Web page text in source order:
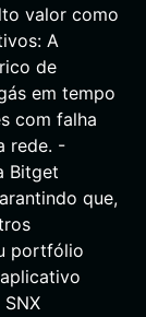
valor como
A
de
em tempo
com falha
rede. -
Bitget
que,
portfólio